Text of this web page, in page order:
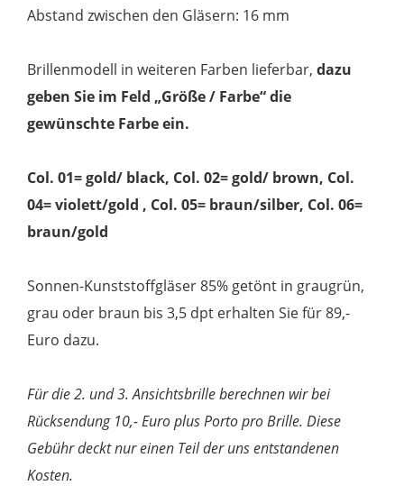
Abstand zwischen den Gläsern: 16 mm
Brillenmodell in weiteren Farben lieferbar,dazu
geben Sie im Feld „Größe / Farbe“ die
gewünschte Farbe ein.
Col. 01= gold/ black, Col. 02= gold/ brown, Col.
04= violett/gold , Col. 05= braun/silber, Col. 06=
braun/gold
Sonnen-Kunststoffgläser 85% getönt in graugrün,
grau oder braun bis 3,5 dpt erhalten Sie für 89,-
Euro dazu.
Für die 2. und 3. Ansichtsbrille berechnen wir bei
Rücksendung 10,- Euro plus Porto pro Brille. Diese
Gebühr deckt nur einen Teil der uns entstandenen
Kosten.